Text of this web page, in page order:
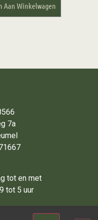
Aan Winkelwagen
7a
tot en met
tot 5 uur